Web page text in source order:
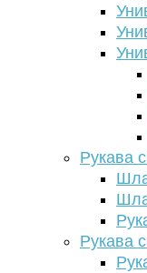
Рукава
Рукава